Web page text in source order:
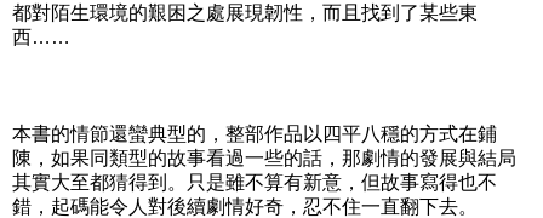
都對陌生環境的艱困之處展現韌性，而且找到了某些東
西……
本書的情節還蠻典型的，整部作品以四平八穩的方式在鋪
陳，如果同類型的故事看過一些的話，那劇情的發展與結局
其實大至都猜得到。只是雖不算有新意，但故事寫得也不
錯，起碼能令人對後續劇情好奇，忍不住一直翻下去。